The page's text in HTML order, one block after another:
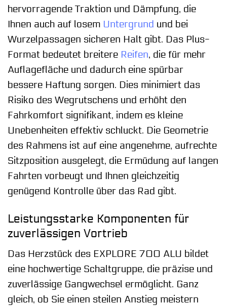
hervorragende Traktion und Dämpfung, die
Ihnen auch auf losem Untergrund und bei
Wurzelpassagen sicheren Halt gibt. Das Plus-
Format bedeutet breitere Reifen, die für mehr
Auflagefläche und dadurch eine spürbar
bessere Haftung sorgen. Dies minimiert das
Risiko des Wegrutschens und erhöht den
Fahrkomfort signifikant, indem es kleine
Unebenheiten effektiv schluckt. Die Geometrie
des Rahmens ist auf eine angenehme, aufrechte
Sitzposition ausgelegt, die Ermüdung auf langen
Fahrten vorbeugt und Ihnen gleichzeitig
genügend Kontrolle über das Rad gibt.
Leistungsstarke Komponenten für
zuverlässigen Vortrieb
Das Herzstück des EXPLORE 700 ALU bildet
eine hochwertige Schaltgruppe, die präzise und
zuverlässige Gangwechsel ermöglicht. Ganz
gleich, ob Sie einen steilen Anstieg meistern